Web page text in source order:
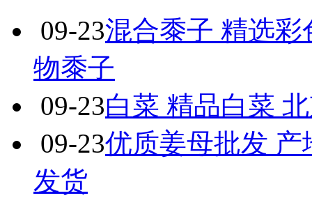
09-23混合黍子 精选
物黍子
09-23白菜 精品白菜
09-23优质姜母批发
发货